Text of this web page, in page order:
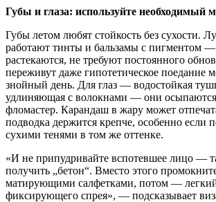
Губы и глаза: используйте необходимый
Губы летом любят стойкость без сухости.
работают тинты и бальзамы с пигментом
растекаются, не требуют постоянного
переживут даже гипотетическое поедание
знойный день. Для глаз — водостойкая
удлиняющая с волокнами — они
фломастер. Карандаш в жару может
подводка держится крепче, особенно если
сухими тенями в том же оттенке.
«И не припудривайте вспотевшее лицо —
получить „бетон“. Вместо этого
матирующими салфетками, потом —
фиксирующего спрея», — подсказывает